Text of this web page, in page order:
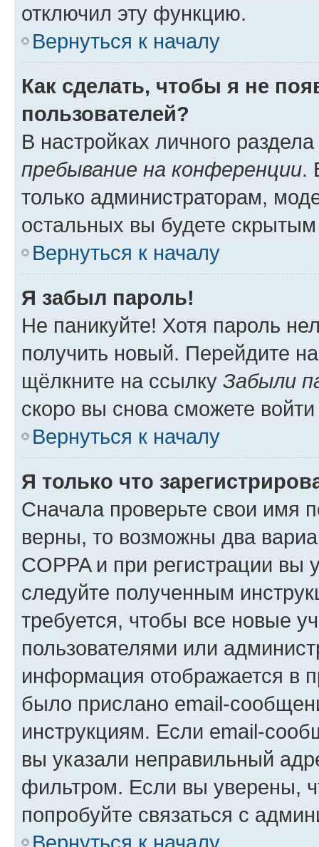
отключил эту функцию.
Вернуться к началу
Как сделать, чтобы я не
пользователей?
В настройках личного
пребывание на конференции.
только администраторам,
остальных вы будете
Вернуться к началу
Я забыл пароль!
Не паникуйте! Хотя пароль
получить новый. Перейдите
щёлкните на ссылку Забыли
скоро вы снова сможете
Вернуться к началу
Я только что
Сначала проверьте свои имя
верны, то возможны два
COPPA и при регистрации вы
следуйте полученным
требуется, чтобы все новые
пользователями или
информация отображается в
было прислано email-
инструкциям. Если email-
вы указали неправильный
фильтром. Если вы уверены,
попробуйте связаться с
Вернуться к началу